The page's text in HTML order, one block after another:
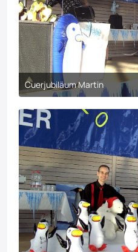
Cuerjubiläum Martin
30. März 2017 um 21:10